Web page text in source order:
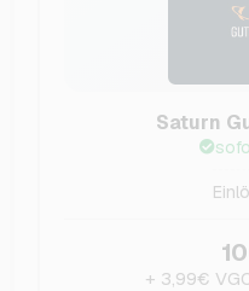
Saturn
+ 3,99€